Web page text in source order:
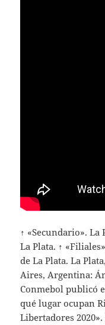
↑ «Secundario».
La Plata. ↑
de La Plata. La
Aires, Argentina:
Conmebol publicó
qué lugar ocupan
Libertadores